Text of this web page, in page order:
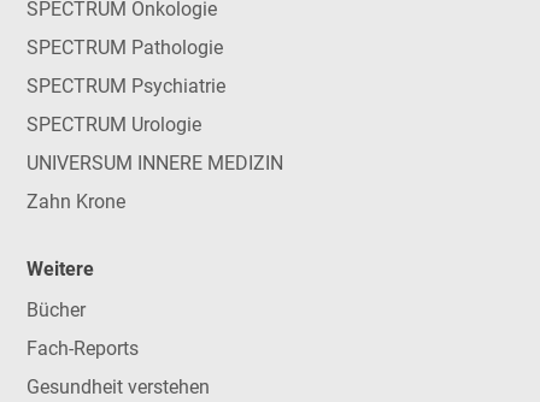
SPECTRUM Onkologie
SPECTRUM Pathologie
SPECTRUM Psychiatrie
SPECTRUM Urologie
UNIVERSUM INNERE MEDIZIN
Zahn Krone
Weitere
Bücher
Fach-Reports
Gesundheit verstehen